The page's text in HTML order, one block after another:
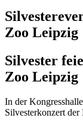
Zoo Leipzig
Silvester
Zoo Leipzig
In der
Silvesterkonzert